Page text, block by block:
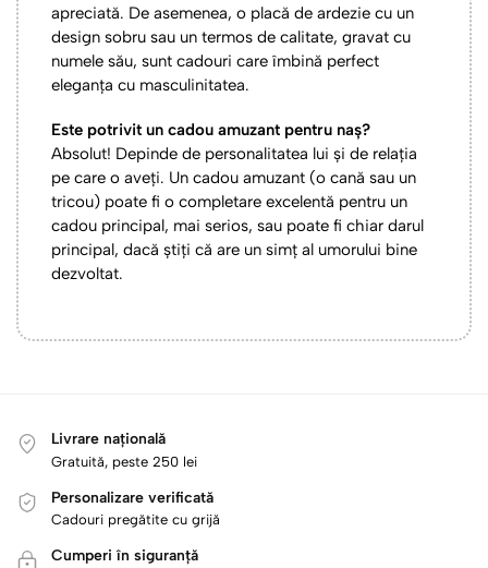
apreciată. De asemenea, o placă de ardezie cu un
design sobru sau un termos de calitate, gravat cu
numele său, sunt cadouri care îmbină perfect
eleganța cu masculinitatea.
Este potrivit un cadou amuzant pentru naș?
Absolut! Depinde de personalitatea lui și de relația
pe care o aveți. Un cadou amuzant (o cană sau un
tricou) poate fi o completare excelentă pentru un
cadou principal, mai serios, sau poate fi chiar darul
principal, dacă știți că are un simț al umorului bine
dezvoltat.
Livrare națională
Gratuită, peste 250 lei
Personalizare verificată
Cadouri pregătite cu grijă
Cumperi în siguranță